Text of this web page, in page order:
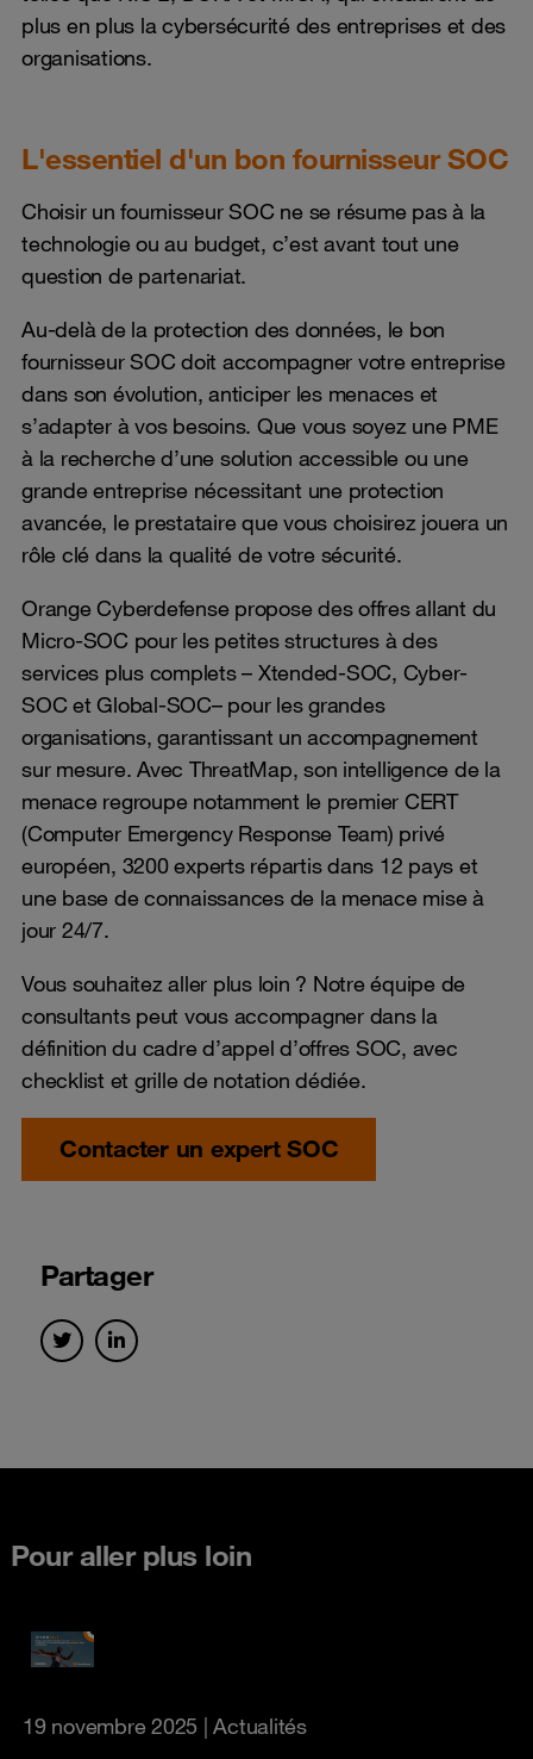
plus en plus la cybersécurité des entreprises et des
organisations.
L'essentiel d'un bon fournisseur SOC
Choisir un fournisseur SOC ne se résume pas à la
technologie ou au budget, c’est avant tout une
question de partenariat.
Au-delà de la protection des données, le bon
fournisseur SOC doit accompagner votre entreprise
dans son évolution, anticiper les menaces et
s’adapter à vos besoins. Que vous soyez une PME
à la recherche d’une solution accessible ou une
grande entreprise nécessitant une protection
avancée, le prestataire que vous choisirez jouera un
rôle clé dans la qualité de votre sécurité.
Orange Cyberdefense propose des offres allant du
Micro-SOC pour les petites structures à des
services plus complets – Xtended-SOC, Cyber-
SOC et Global-SOC– pour les grandes
organisations, garantissant un accompagnement
sur mesure. Avec ThreatMap, son intelligence de la
menace regroupe notamment le premier CERT
(Computer Emergency Response Team) privé
européen, 3200 experts répartis dans 12 pays et
une base de connaissances de la menace mise à
jour 24/7.
Vous souhaitez aller plus loin ? Notre équipe de
consultants peut vous accompagner dans la
définition du cadre d’appel d’offres SOC, avec
checklist et grille de notation dédiée.
Contacter un expert SOC
Partager
Pour aller plus loin
19 novembre 2025 | Actualités